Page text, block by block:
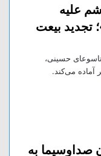
علیه
تجدید بیعت
حسینی،
آماده می‌کند.
صداوسیما به